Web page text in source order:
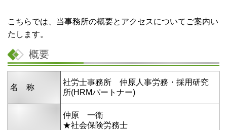
こちらでは、当事務所の概要とアクセスについてご案内い
たします。
概要
名 称
社労士事務所 仲原人事労務・採用研究
所(HRMパートナー)
仲原 一衛
★社会保険労務士